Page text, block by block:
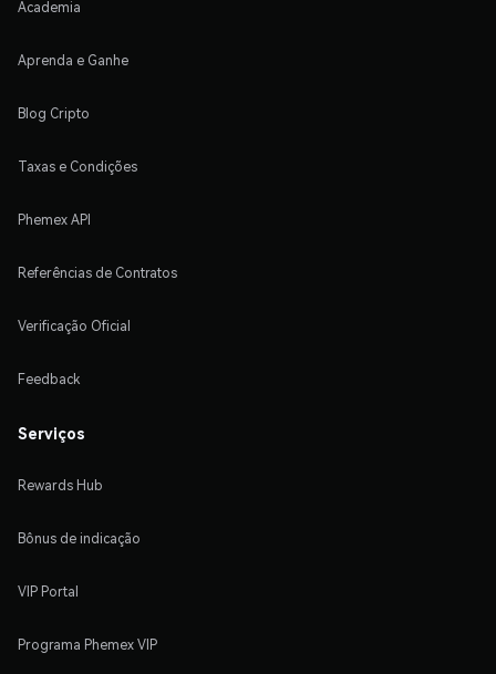
Academia
Aprenda e Ganhe
Blog Cripto
Taxas e Condições
Phemex API
Referências de Contratos
Verificação Oficial
Feedback
Serviços
Rewards Hub
Bônus de indicação
VIP Portal
Programa Phemex VIP